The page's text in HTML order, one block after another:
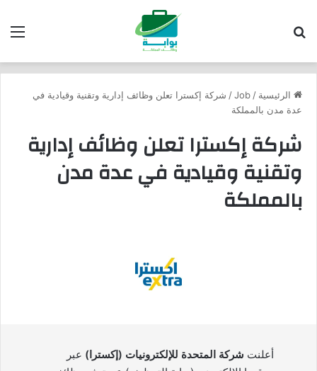
الرئيسية /
Job
/ شركة إكسترا تعلن وظائف إدارية وتقنية وقيادية في
عدة مدن بالمملكة
شركة إكسترا تعلن وظائف إدارية
وتقنية وقيادية في عدة مدن
بالمملكة
أعلنت شركة المتحدة للإلكترونيات (إكسترا) عبر